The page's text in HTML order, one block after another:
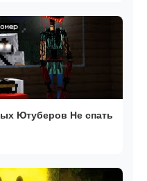
Ютуберов Не спать